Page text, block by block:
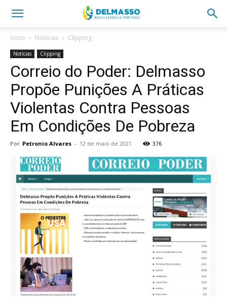
Início Notícias Clipping
Notícias Clipping
Correio do Poder: Delmasso
Propõe Punições A Práticas
Violentas Contra Pessoas
Em Condições De Pobreza
Por Petronio Alvares - 12 de maio de 2021 376